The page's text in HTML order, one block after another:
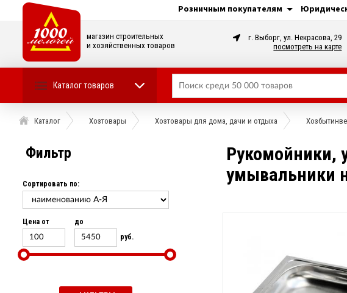
Розничным покупателям
магазин строительных
и хозяйственных товаров
г. Выборг, ул. Некрасова, 29
посмотреть на карте
Каталог товаров
Каталог Хозтовары Хозтовары для дома, дачи и отдыха
Фильтр
Сортировать по:
Цена от
до
руб.
Рукомойники,
умывальники